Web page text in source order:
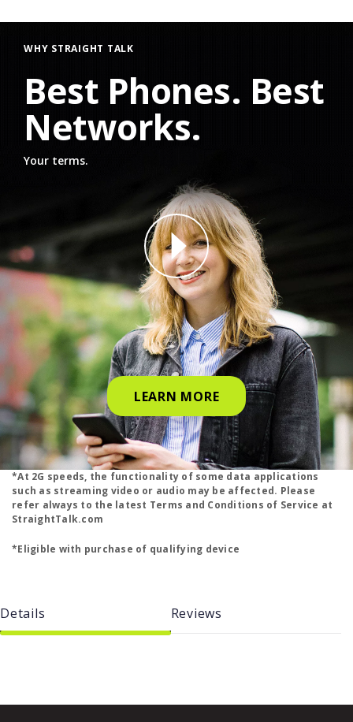
WHY STRAIGHT TALK
Best Phones. Best
Networks.
Your terms.
LEARN MORE
why straight talk video for
*At 2G speeds, the functionality of some data applications
such as streaming video or audio may be affected. Please
refer always to the latest Terms and Conditions of Service at
StraightTalk.com
*Eligible with purchase of qualifying device
Details Reviews